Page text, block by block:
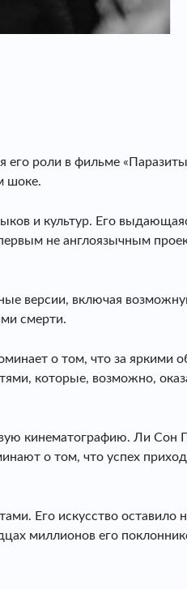
его роли в фильме
шоке.
и культур. Его
не англоязычным
версии, включая
смерти.
о том, что за яркими
которые, возможно,
кинематографию. Ли Сон
о том, что успех
Его искусство оставило
миллионов его